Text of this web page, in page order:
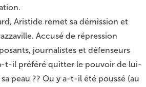
Aristide remet sa démission et
Accusé de répression
journalistes et défenseurs
t-il préféré quitter le pouvoir de lui-
peau ?? Ou y a-t-il été poussé (au